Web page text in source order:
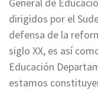
dirigidos por el
defensa de la
siglo XX, es así
Educación
estamos